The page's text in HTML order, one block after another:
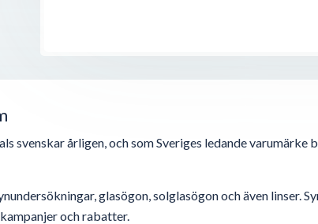
svenskar årligen, och som Sveriges ledande
glasögon, solglasögon och även linser.
och rabatter.